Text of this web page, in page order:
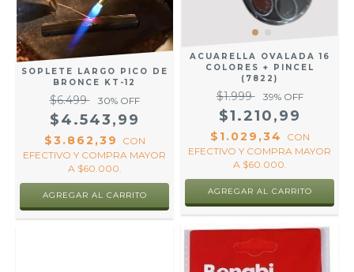
SOPLETE LARGO PICO DE
BRONCE KT-12
$6.499 30% OFF
$4.543,99
$3.862,39
CON
EFECTIVO Y COMPRA MAYOR
A $60.000.
ACUARELLA OVALADA 16
COLORES + PINCEL
(7822)
$1.999 39% OFF
$1.210,99
$1.029,34
CON
EFECTIVO Y COMPRA MAYOR
A $60.000.